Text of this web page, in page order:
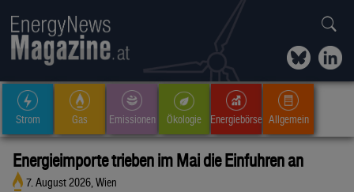
Strom Gas Emissionen Ökologie Energiebörse Allgemein
Energieimporte trieben im Mai die Einfuhren an
7. August 2026, Wien